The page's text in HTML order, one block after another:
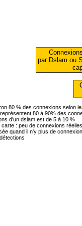
par Dslam ou
80 % des connexions selon
80 à 90% des
d'un dslam est de 5 à 10 %
: peu de connexions
quand il n'y plus de